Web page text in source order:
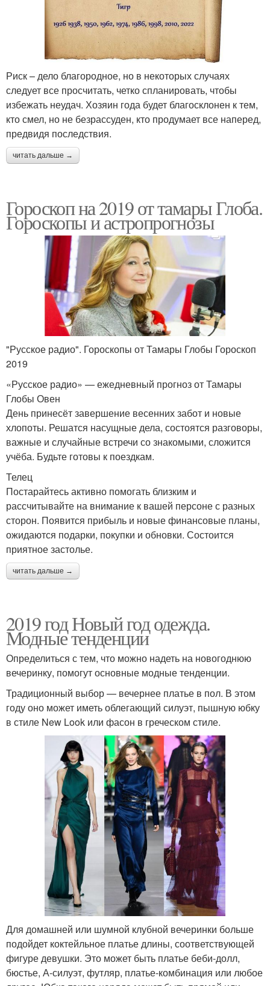
Риск – дело благородное, но в некоторых случаях
следует все просчитать, четко спланировать, чтобы
избежать неудач. Хозяин года будет благосклонен к тем,
кто смел, но не безрассуден, кто продумает все наперед,
предвидя последствия.
читать дальше →
Гороскоп на 2019 от тамары Глоба.
Гороскопы и астропрогнозы
"Русское радио". Гороскопы от Тамары Глобы Гороскоп
2019
«Русское радио» — ежедневный прогноз от Тамары
Глобы Овен
День принесёт завершение весенних забот и новые
хлопоты. Решатся насущные дела, состоятся разговоры,
важные и случайные встречи со знакомыми, сложится
учёба. Будьте готовы к поездкам.
Телец
Постарайтесь активно помогать близким и
рассчитывайте на внимание к вашей персоне с разных
сторон. Появится прибыль и новые финансовые планы,
ожидаются подарки, покупки и обновки. Состоится
приятное застолье.
читать дальше →
2019 год Новый год одежда.
Модные тенденции
Определиться с тем, что можно надеть на новогоднюю
вечеринку, помогут основные модные тенденции.
Традиционный выбор — вечернее платье в пол. В этом
году оно может иметь облегающий силуэт, пышную юбку
в стиле New Look или фасон в греческом стиле.
Для домашней или шумной клубной вечеринки больше
подойдет коктейльное платье длины, соответствующей
фигуре девушки. Это может быть платье беби-долл,
бюстье, А-силуэт, футляр, платье-комбинация или любое